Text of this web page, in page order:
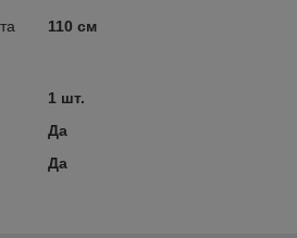
110 см
1 шт.
Да
Да